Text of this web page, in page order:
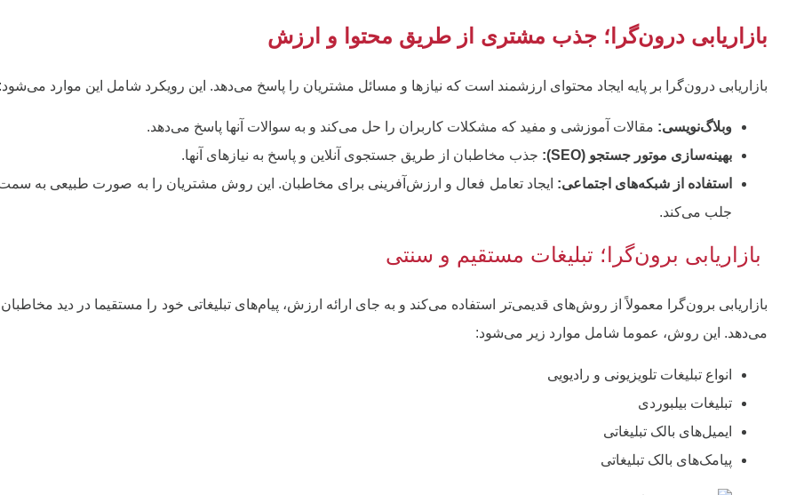
بازاریابی درون‌گرا؛ جذب مشتری از طریق محتوا و ارزش
بازاریابی درون‌گرا بر پایه ایجاد محتوای ارزشمند است که نیازها و مسائل مشتریان را پاسخ می‌دهد. این رویکرد شامل این موارد می‌شود:
وبلاگ‌نویسی: مقالات آموزشی و مفید که مشکلات کاربران را حل می‌کند و به سوالات آنها پاسخ می‌دهد.
بهینه‌سازی موتور جستجو (SEO):
جذب مخاطبان از طریق جستجوی آنلاین و پاسخ به نیازهای آنها.
استفاده از شبکه‌های اجتماعی: ایجاد تعامل فعال و ارزش‌آفرینی برای مخاطبان. این روش مشتریان را به صورت طبیعی به سمت
جلب می‌کند.
بازاریابی برون‌گرا؛ تبلیغات مستقیم و سنتی
بازاریابی برون‌گرا معمولاً از روش‌های قدیمی‌تر استفاده می‌کند و به جای ارائه ارزش، پیام‌های تبلیغاتی خود را مستقیما در دید مخاطبان
می‌دهد. این روش، عموما شامل موارد زیر می‌شود:
انواع تبلیغات تلویزیونی و رادیویی
تبلیغات بیلبوردی
ایمیل‌های بالک تبلیغاتی
پیامک‌های بالک تبلیغاتی